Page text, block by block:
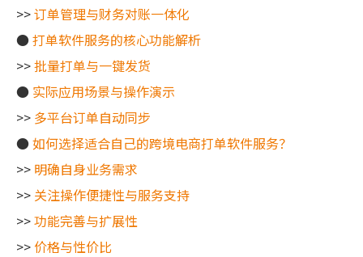
>>订单管理与财务对账一体化
●打单软件服务的核心功能解析
>>批量打单与一键发货
● 实际应用场景与操作演示
>> 多平台订单自动同步
●如何选择适合自己的跨境电商打单软件服务？
>> 明确自身业务需求
>> 关注操作便捷性与服务支持
>>功能完善与扩展性
>> 价格与性价比